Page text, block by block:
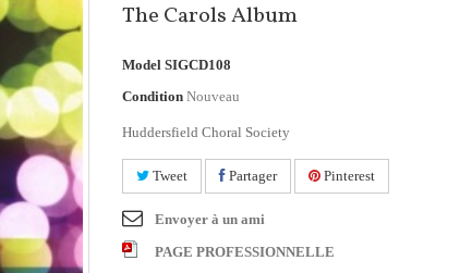
The Carols Album
Model SIGCD108
Condition Nouveau
Huddersfield Choral Society
Tweet Partager Pinterest
Envoyer à un ami
PAGE PROFESSIONNELLE